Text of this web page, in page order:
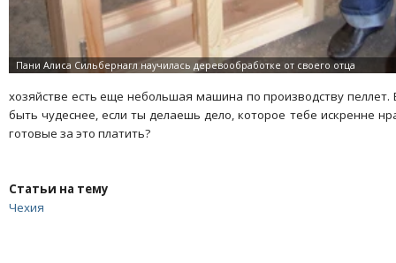
хозяйстве есть еще небольшая машина по производству
быть чудеснее, если ты делаешь дело, которое тебе искренне
готовые за это платить?
Статьи на тему
Чехия